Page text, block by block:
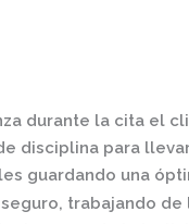
durante la cita el
disciplina para
guardando una
trabajando